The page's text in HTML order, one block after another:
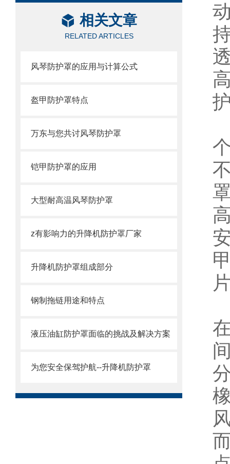
相关文章
RELATED ARTICLES
风琴防护罩的应用与计算公式
盔甲防护罩特点
万东与您共讨风琴防护罩
铠甲防护罩的应用
大型耐高温风琴防护罩
z有影响力的升降机防护罩厂家
升降机防护罩组成部分
钢制拖链用途和特点
液压油缸防护罩面临的挑战及解决方案
为您安全保驾护航--升降机防护罩